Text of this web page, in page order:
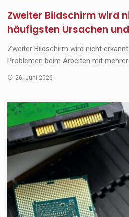
Zweiter Bildschirm wird
häufigsten Ursachen
Zweiter Bildschirm wird nicht
Problemen beim Arbeiten mit
26. Juni 2026